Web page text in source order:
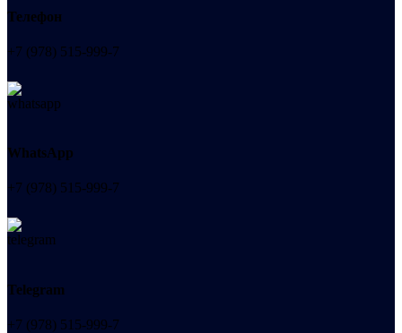
Телефон
+7 (978) 515-999-7
WhatsApp
+7 (978) 515-999-7
Telegram
+7 (978) 515-999-7